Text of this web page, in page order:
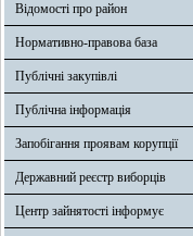
Відомості про район
Нормативно-правова база
Публічні закупівлі
Публічна інформація
Запобігання проявам корупції
Державний реєстр виборців
Центр зайнятості інформує